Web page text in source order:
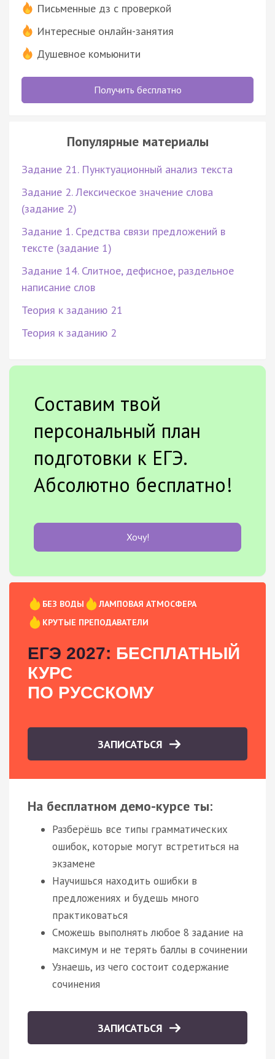
Письменные дз с проверкой
Интересные онлайн-занятия
Душевное комьюнити
Получить бесплатно
Популярные материалы
Задание 21. Пунктуационный анализ текста
Задание 2. Лексическое значение слова
(задание 2)
Задание 1. Средства связи предложений в
тексте (задание 1)
Задание 14. Слитное, дефисное, раздельное
написание слов
Теория к заданию 21
Теория к заданию 2
Составим твой
персональный план
подготовки к ЕГЭ.
Абсолютно бесплатно!
Хочу!
БЕЗ ВОДЫ
ЛАМПОВАЯ АТМОСФЕРА
КРУТЫЕ ПРЕПОДАВАТЕЛИ
ЕГЭ 2027: БЕСПЛАТНЫЙ
КУРС
ПО РУССКОМУ
ЗАПИСАТЬСЯ
На бесплатном демо-курсе ты:
Разберёшь все типы грамматических
ошибок, которые могут встретиться на
экзамене
Научишься находить ошибки в
предложениях и будешь много
практиковаться
Сможешь выполнять любое 8 задание на
максимум и не терять баллы в сочинении
Узнаешь, из чего состоит содержание
сочинения
ЗАПИСАТЬСЯ